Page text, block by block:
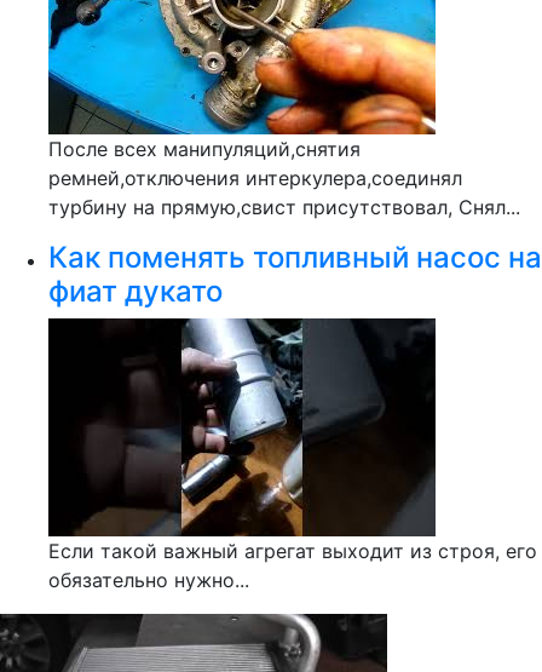
После всех манипуляций,снятия
ремней,отключения интеркулера,соединял
турбину на прямую,свист присутствовал, Снял...
Как поменять топливный насос на
фиат дукато
Если такой важный агрегат выходит из строя, его
обязательно нужно...